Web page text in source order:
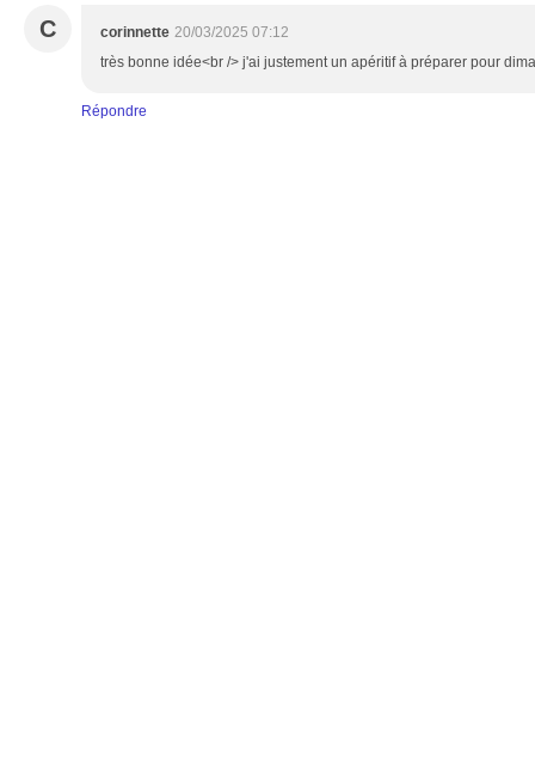
C corinnette 20/03/2025 07:12
très bonne idée<br /> j'ai justement un apéritif à préparer pour
Répondre